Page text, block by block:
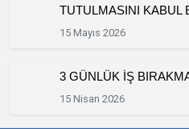
TUTULMASINI KABUL
15 Mayıs 2026
3 GÜNLÜK İŞ
15 Nisan 2026